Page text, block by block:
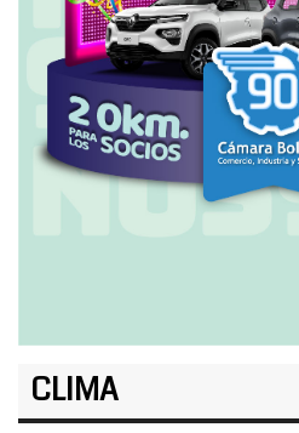
CLIMA